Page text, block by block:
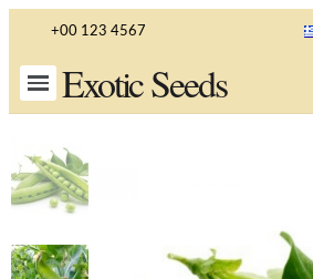
+00 123 4567
Exotic Seeds